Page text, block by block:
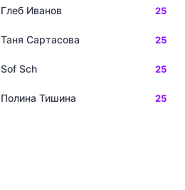
Глеб Иванов 25
Таня Сартасова 25
Sof Sch 25
Полина Тишина 25